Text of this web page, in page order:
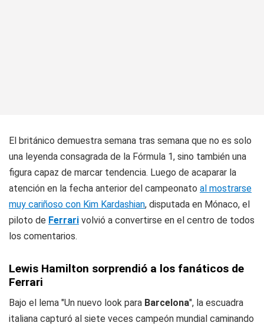
El británico demuestra semana tras semana que no es solo
una leyenda consagrada de la Fórmula 1, sino también una
figura capaz de marcar tendencia. Luego de acaparar la
atención en la fecha anterior del campeonato al mostrarse
muy cariñoso con Kim Kardashian, disputada en Mónaco, el
piloto de Ferrari volvió a convertirse en el centro de todos
los comentarios.
Lewis Hamilton sorprendió a los fanáticos de
Ferrari
Bajo el lema "Un nuevo look para Barcelona", la escuadra
italiana capturó al siete veces campeón mundial caminando